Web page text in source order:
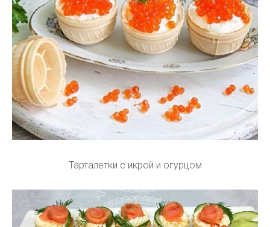
Тарталетки с икрой и огурцом